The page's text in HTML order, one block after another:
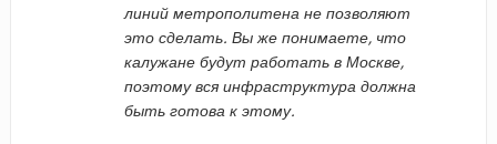
линий метрополитена не позволяют
это сделать. Вы же понимаете, что
калужане будут работать в Москве,
поэтому вся инфраструктура должна
быть готова к этому.